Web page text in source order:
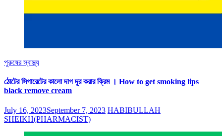
পুরুষের স্বাস্থ্য
ঠোটের সিগারেটের কালো দাগ দূর করার ক্রিম । How to get smoking lips
black remove cream
July 16, 2023September 7, 2023 HABIBULLAH
SHEIKH(PHARMACIST)